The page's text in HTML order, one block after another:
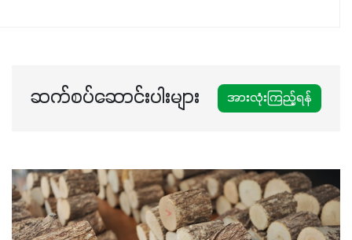
ဆက်စပ်ဆောင်းပါးများ အားလုံးကြည့်ရန်